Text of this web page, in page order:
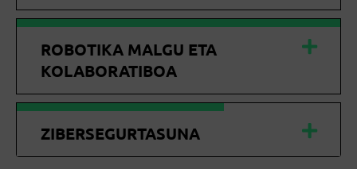
ROBOTIKA MALGU ETA
KOLABORATIBOA
ZIBERSEGURTASUNA